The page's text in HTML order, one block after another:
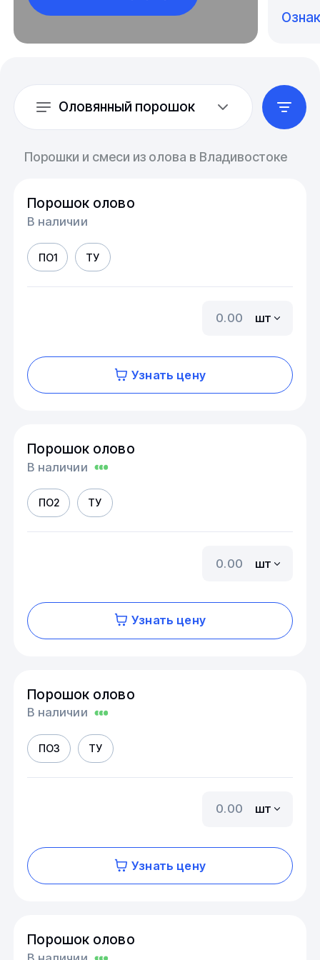
Оловянный порошок
Порошки и смеси из олова в Владивостоке
Порошок олово
В наличии
ПО1 ТУ
шт
Узнать цену
Порошок олово
В наличии
ПО2 ТУ
шт
Узнать цену
Порошок олово
В наличии
ПО3 ТУ
шт
Узнать цену
Порошок олово